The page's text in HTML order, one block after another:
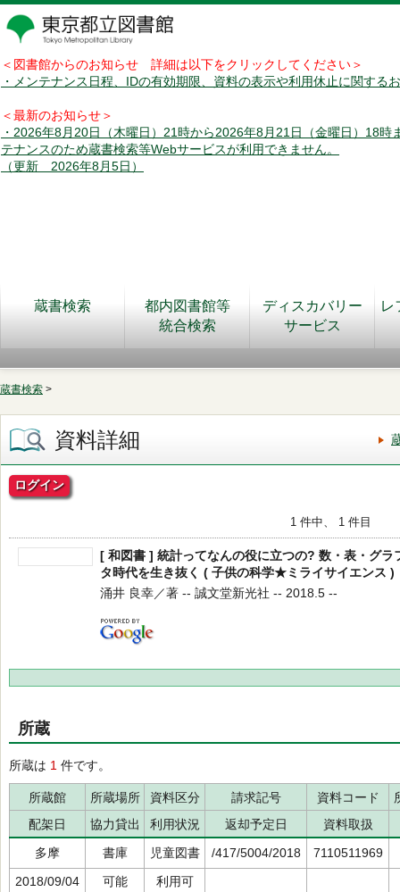
＜図書館からのお知らせ 詳細は以下をクリックしてください＞
・メンテナンス日程、IDの有効期限、資料の表示や利用休止に関する
＜最新のお知らせ＞
・2026年8月20日（木曜日）21時から2026年8月21日（金曜日）18時
テナンスのため蔵書検索等Webサービスが利用できません。
（更新 2026年8月5日）
蔵書検索
都内図書館等
統合検索
ディスカバリー
サービス
レ
蔵書検索 >
資料詳細
ログイン
1 件中、 1 件目
[ 和図書 ] 統計ってなんの役に立つの? 数・表・グラ
タ時代を生き抜く ( 子供の科学★ミライサイエンス )
涌井 良幸／著 -- 誠文堂新光社 -- 2018.5 --
所蔵
所蔵は 1 件です。
所蔵館 所蔵場所 資料区分 請求記号 資料コード
配架日
協力貸出 利用状況 返却予定日 資料取扱
多摩
書庫 児童図書 /417/5004/2018
7110511969
2018/09/04
可能 利用可